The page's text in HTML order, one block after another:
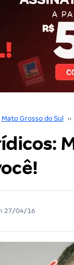
Mato Grosso do Sul ››
27/04/16